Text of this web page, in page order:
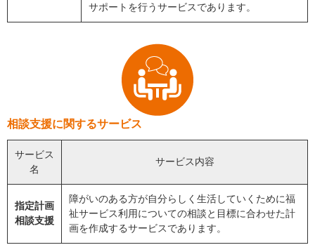
サポートを行うサービスであります。
相談支援に関するサービス
サービス
名
サービス内容
指定計画
相談支援
障がいのある方が自分らしく生活していくために福
祉サービス利用についての相談と目標に合わせた計
画を作成するサービスであります。